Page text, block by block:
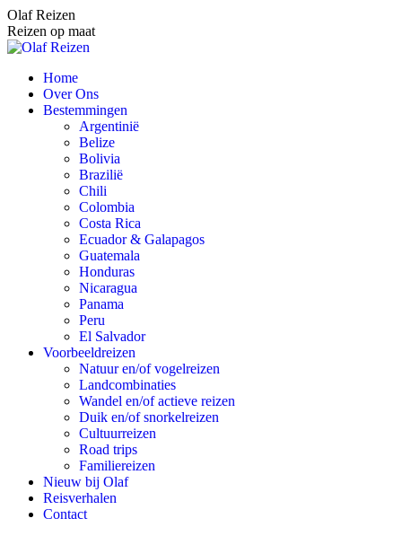
Spring
naar
content
Olaf Reizen
Reizen op maat
Home
Over Ons
Bestemmingen
Argentinië
Belize
Bolivia
Brazilië
Chili
Colombia
Costa Rica
Ecuador & Galapagos
Guatemala
Honduras
Nicaragua
Panama
Peru
El Salvador
Voorbeeldreizen
Natuur en/of vogelreizen
Landcombinaties
Wandel en/of actieve reizen
Duik en/of snorkelreizen
Cultuurreizen
Road trips
Familiereizen
Nieuw bij Olaf
Reisverhalen
Contact